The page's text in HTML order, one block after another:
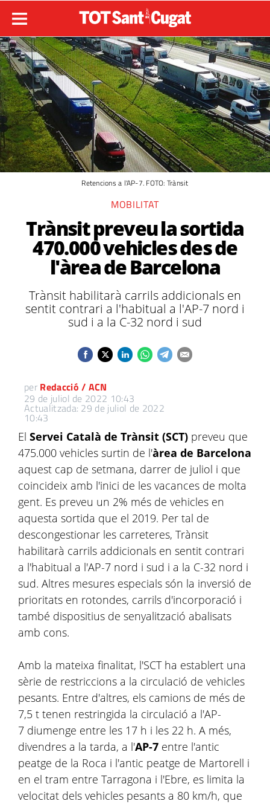
Retencions a l'AP-7. FOTO: Trànsit
MOBILITAT
Trànsit preveu la sortida
470.000 vehicles des de
l'àrea de Barcelona
Trànsit habilitarà carrils addicionals en
sentit contrari a l'habitual a l'AP-7 nord i
sud i a la C-32 nord i sud
per Redacció / ACN
29 de juliol de 2022 10:43
Actualitzada: 29 de juliol de 2022
10:43
El Servei Català de Trànsit (SCT) preveu que
475.000 vehicles surtin de l'àrea de Barcelona
aquest cap de setmana, darrer de juliol i que
coincideix amb l'inici de les vacances de molta
gent. Es preveu un 2% més de vehicles en
aquesta sortida que el 2019. Per tal de
descongestionar les carreteres, Trànsit
habilitarà carrils addicionals en sentit contrari
a l'habitual a l'AP-7 nord i sud i a la C-32 nord i
sud. Altres mesures especials són la inversió de
prioritats en rotondes, carrils d'incorporació i
també dispositius de senyalització abalisats
amb cons.
Amb la mateixa finalitat, l'SCT ha establert una
sèrie de restriccions a la circulació de vehicles
pesants. Entre d'altres, els camions de més de
7,5 t tenen restringida la circulació a l'AP-
7 diumenge entre les 17 h i les 22 h. A més,
divendres a la tarda, a l'AP-7 entre l'antic
peatge de la Roca i l'antic peatge de Martorell i
en el tram entre Tarragona i l'Ebre, es limita la
velocitat dels vehicles pesants a 80 km/h, que